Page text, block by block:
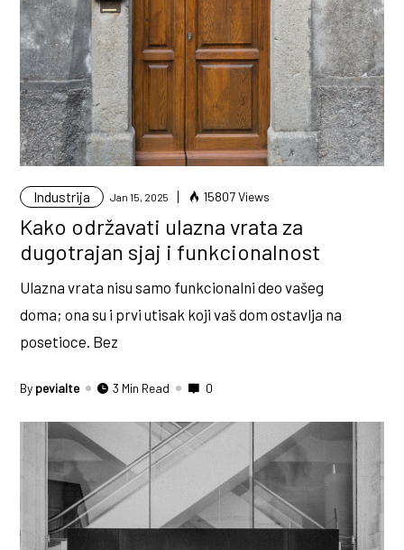
Industrija Jan 15, 2025 15807 Views
Kako održavati ulazna vrata za
dugotrajan sjaj i funkcionalnost
Ulazna vrata nisu samo funkcionalni deo vašeg
doma; ona su i prvi utisak koji vaš dom ostavlja na
posetioce. Bez
By pevialte 3 Min Read 0